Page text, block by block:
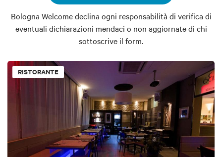
Bologna Welcome declina ogni responsabilità di verifica di
eventuali dichiarazioni mendaci o non aggiornate di chi
sottoscrive il form.
RISTORANTE